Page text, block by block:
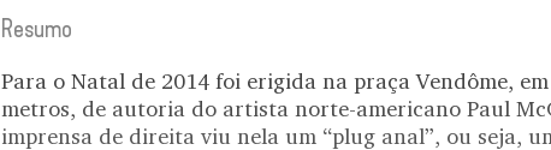
Resumo
Para o Natal de 2014 foi erigida na praça Vendôme,
metros, de autoria do artista norte-americano Paul
imprensa de direita viu nela um “plug anal”, ou seja,